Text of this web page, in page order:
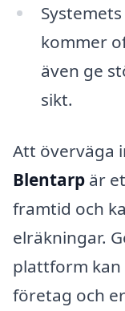
kommer
även ge
sikt.
Att överväga
Blentarp är
framtid och
elräkningar.
plattform kan
företag och